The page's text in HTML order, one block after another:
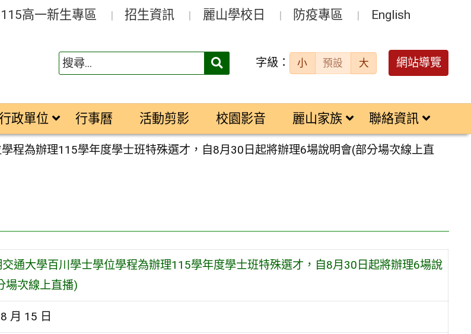
115高一新生專區 招生資訊 麗山學校日 防疫專區 English
搜
字級： 小 預設 大 網站導覽
政單位 行事曆 活動剪影 校園影音 麗山家族 聯絡資訊
程為辦理115學年度學士班特殊選才，自8月30日起將辦理6場說明會(部分場次線上直
交通大學百川學士學位學程為辦理115學年度學士班特殊選才，自8月30日起將辦理6場說
場次線上直播)
月 15 日